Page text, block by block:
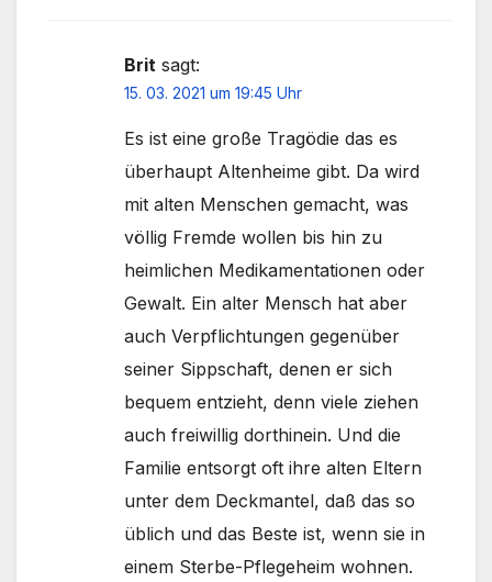
Brit sagt:
15. 03. 2021 um 19:45 Uhr
Es ist eine große Tragödie das es
überhaupt Altenheime gibt. Da wird
mit alten Menschen gemacht, was
völlig Fremde wollen bis hin zu
heimlichen Medikamentationen oder
Gewalt. Ein alter Mensch hat aber
auch Verpflichtungen gegenüber
seiner Sippschaft, denen er sich
bequem entzieht, denn viele ziehen
auch freiwillig dorthinein. Und die
Familie entsorgt oft ihre alten Eltern
unter dem Deckmantel, daß das so
üblich und das Beste ist, wenn sie in
einem Sterbe-Pflegeheim wohnen.